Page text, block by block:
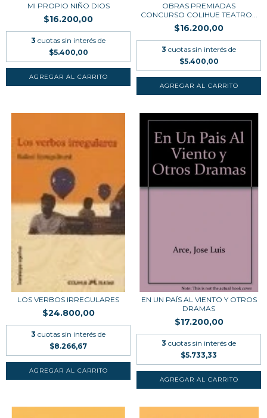
MI PROPIO NIÑO DIOS
$16.200,00
3 cuotas sin interés de
$5.400,00
OBRAS PREMIADAS
CONCURSO COLIHUE TEATRO...
$16.200,00
3 cuotas sin interés de
$5.400,00
LOS VERBOS IRREGULARES
$24.800,00
3 cuotas sin interés de
$8.266,67
EN UN PAÍS AL VIENTO Y OTROS
DRAMAS
$17.200,00
3 cuotas sin interés de
$5.733,33